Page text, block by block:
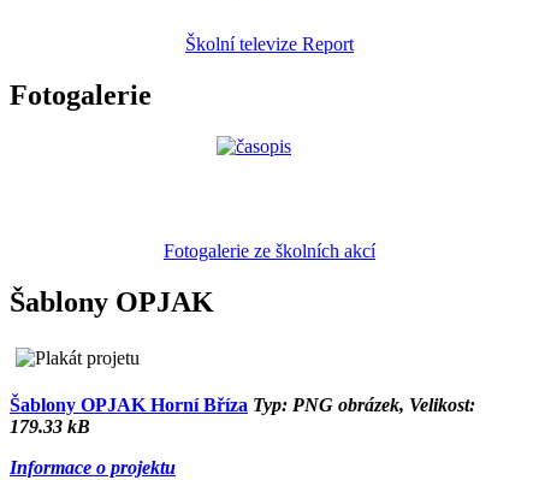
Školní televize Report
Fotogalerie
Fotogalerie ze školních akcí
Šablony OPJAK
Šablony OPJAK Horní Bříza Typ: PNG obrázek, Velikost:
179.33 kB
Informace o projektu